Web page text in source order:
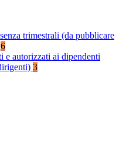
trimestrali (da pubblicare
6
e autorizzati ai dipendenti
3